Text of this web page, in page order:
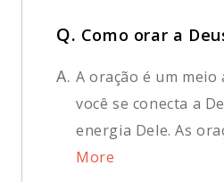
Q. Como orar a
A. A oração é um meio
você se conecta a
energia Dele. As
More